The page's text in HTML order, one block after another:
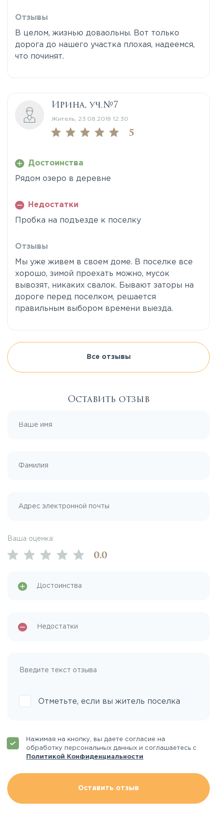
Отзывы
В целом, жизнью доваольны. Вот только
дорога до нашего участка плохая, надеемся,
что починят.
Ирина, уч.№7
Житель, 23.08.2018 12:30
5
Достоинства
Рядом озеро в деревне
Недостатки
Пробка на подъезде к поселку
Отзывы
Мы уже живем в своем доме. В поселке все
хорошо, зимой проехать можно, мусок
вывозят, никаких свалок. Бывают заторы на
дороге перед поселком, решается
правильным выбором времени выезда.
Все отзывы
Оставить отзыв
Ваша оценка:
0.0
Отметьте, если вы житель поселка
Нажимая на кнопку, вы даете согласие на
обработку персональных данных и соглашаетесь с
Политикой Конфиденциальности
Оставить отзыв